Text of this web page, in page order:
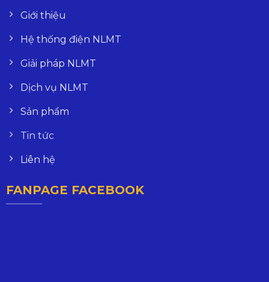
Giới thiệu
Hệ thống điện NLMT
Giải pháp NLMT
Dịch vụ NLMT
Sản phẩm
Tin tức
Liên hệ
FANPAGE FACEBOOK